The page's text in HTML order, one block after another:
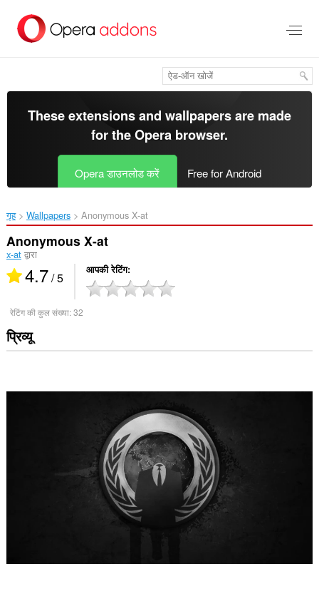
सामग्री
These extensions and wallpapers are made
for theOpera browser.
Opera डाउनलोड करें Free for Android
गृह Wallpapers Anonymous X-at‎
Anonymous X-at
x-atद्वारा
4.7/ 5 आपकी रेटिंग
रेटिंग की कुल संख्या:32
प्रिव्यू